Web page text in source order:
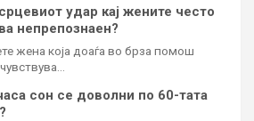
удар кај жените често
непрепознаен?
жена која доаѓа во брза помош
сон се доволни по 60-тата